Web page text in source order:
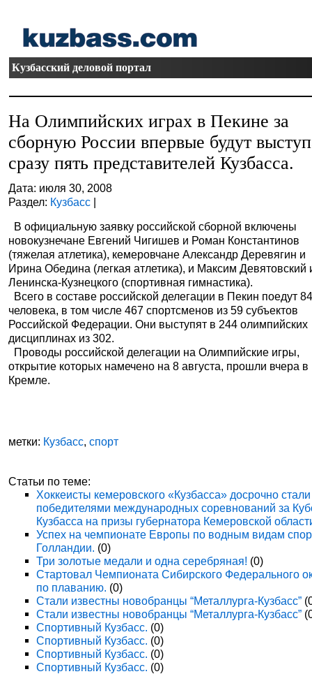
Кузбасский деловой портал
На Олимпийских играх в Пекине за
сборную России впервые будут
сразу пять представителей Кузбасса.
Дата: июля 30, 2008
Раздел: Кузбасс |
В официальную заявку российской сборной включены
новокузнечане Евгений Чигишев и Роман Константинов
(тяжелая атлетика), кемеровчане Александр Деревягин и
Ирина Обедина (легкая атлетика), и Максим Девятовский
Ленинска-Кузнецкого (спортивная гимнастика).
Всего в составе российской делегации в Пекин поедут
человека, в том числе 467 спортсменов из 59 субъектов
Российской Федерации. Они выступят в 244 олимпийских
дисциплинах из 302.
Проводы российской делегации на Олимпийские игры,
открытие которых намечено на 8 августа, прошли вчера в
Кремле.
метки: Кузбасс,спорт
Статьи по теме:
Хоккеисты кемеровского «Кузбасса» досрочно стали
победителями международных соревнований за
Кузбасса на призы губернатора Кемеровской
Успех на чемпионате Европы по водным видам
Голландии. (0)
Три золотые медали и одна серебряная! (0)
Стартовал Чемпионата Сибирского Федерального
по плаванию. (0)
Стали известны новобранцы “Металлурга-Кузбасс”
Стали известны новобранцы “Металлурга-Кузбасс”
Спортивный Кузбасс. (0)
Спортивный Кузбасс. (0)
Спортивный Кузбасс. (0)
Спортивный Кузбасс. (0)